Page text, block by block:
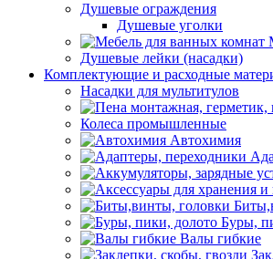
Душевые ограждения
Душевые уголки
Душевые лейки (насадки)
Комплектующие и расходные
Насадки для мультитулов
Колеса промышленные
Автохимия
Буры,
Валы гибкие